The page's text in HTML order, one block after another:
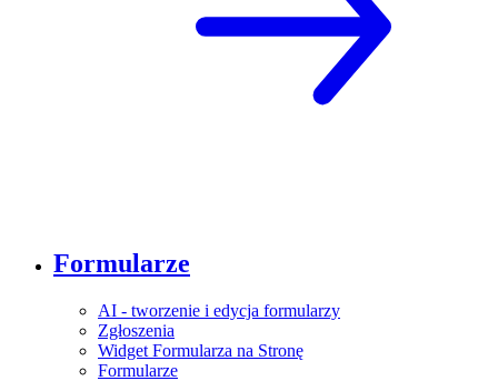
Formularze
AI - tworzenie i edycja formularzy
Zgłoszenia
Widget Formularza na Stronę
Formularze